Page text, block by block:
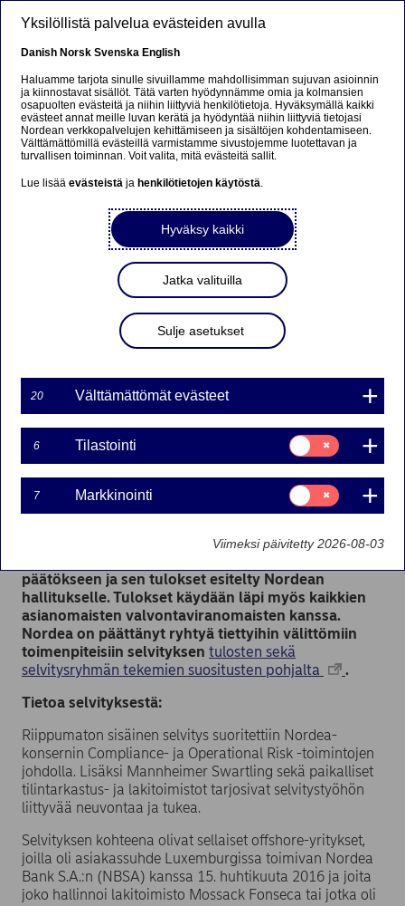
Beklager...
Siden findes desværre ikke på dansk
Bliv på siden|Fortsæt til en relateret side på dansk
Johdon kommentti Nordea
Private Bankingin toimintaa
koskevasta selvityksestä
Lehdistötiedote | 20-07-2016 08:03
Niin kutsuttujen Panama-paperien noustua
Koskull käynnisti sisäisen selvityksen siitä, onko
Nordea Bank S.A. (NBSA) Luxemburgissa
liittyvissä järjestelyissä konsernin sisäisiä ohjeita
päätökseen ja sen tulokset esitelty Nordean
hallitukselle. Tulokset käydään läpi myös kaikkien
asianomaisten valvontaviranomaisten kanssa.
Nordea on päättänyt ryhtyä tiettyihin välittömiin
toimenpiteisiin selvityksen tulosten sekä
selvitysryhmän tekemien suositusten pohjalta
.
Tietoa selvityksestä:
Riippumaton sisäinen selvitys suoritettiin Nordea-
konsernin Compliance- ja Operational Risk -toimintojen
johdolla. Lisäksi Mannheimer Swartling sekä paikalliset
tilintarkastus- ja lakitoimistot tarjosivat selvitystyöhön
liittyvää neuvontaa ja tukea.
Selvityksen kohteena olivat sellaiset offshore-yritykset,
joilla oli asiakassuhde Luxemburgissa toimivan Nordea
Bank S.A.:n (NBSA) kanssa 15. huhtikuuta 2016 ja joita
joko hallinnoi lakitoimisto Mossack Fonseca tai jotka oli
Yksilöllistä palvelua evästeiden avulla
Danish Norsk Svenska English
Haluamme tarjota sinulle sivuillamme mahdollisimman sujuvan asioinnin
ja kiinnostavat sisällöt. Tätä varten hyödynnämme omia ja kolmansien
osapuolten evästeitä ja niihin liittyviä henkilötietoja. Hyväksymällä kaikki
evästeet annat meille luvan kerätä ja hyödyntää niihin liittyviä tietojasi
Nordean verkkopalvelujen kehittämiseen ja sisältöjen kohdentamiseen.
Välttämättömillä evästeillä varmistamme sivustojemme luotettavan ja
turvallisen toiminnan. Voit valita, mitä evästeitä sallit.
Lue lisääevästeistä ja henkilötietojen käytöstä.
Hyväksy kaikki
Jatka valituilla
Sulje asetukset
20 Välttämättömät evästeet
6 Tilastointi
Suostumusvalinta:
Tilastointi
7 Markkinointi
Suostumusvalinta:
Markkinointi
Viimeksi päivitetty 2026-08-03